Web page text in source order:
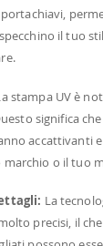
il tuo
stampa UV è
significa
accattivanti
o il tuo
La
precisi, il